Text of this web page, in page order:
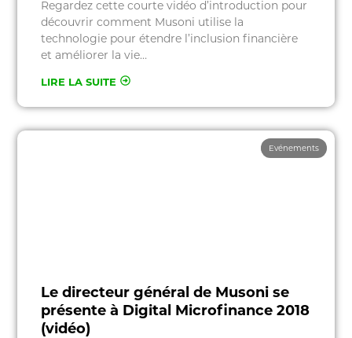
Regardez cette courte vidéo d’introduction pour
découvrir comment Musoni utilise la
technologie pour étendre l’inclusion financière
et améliorer la vie…
LIRE LA SUITE
Evénements
Le directeur général de Musoni se
présente à Digital Microfinance 2018
(vidéo)